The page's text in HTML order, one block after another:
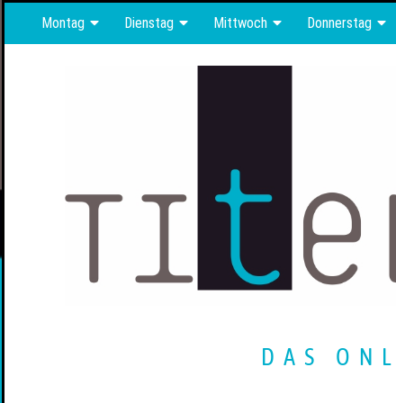
Montag Dienstag Mittwoch Donnerstag
DAS